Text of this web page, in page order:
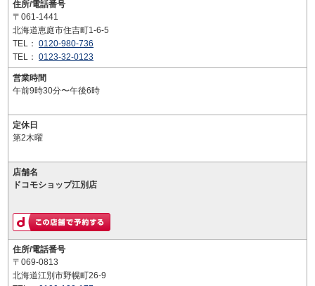
住所/電話番号
〒061-1441
北海道恵庭市住吉町1-6-5
TEL： 0120-980-736
TEL： 0123-32-0123
営業時間
午前9時30分〜午後6時
定休日
第2木曜
店舗名
ドコモショップ江別店
住所/電話番号
〒069-0813
北海道江別市野幌町26-9